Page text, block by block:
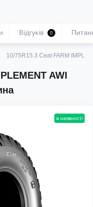
10/75R15.3 Ceat FARM
AWI
Відгуків 0
в наявності